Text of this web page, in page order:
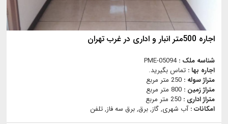
اجاره 500متر انبار و اداری در غرب تهران
شناسه ملک :PME-05094
اجاره بها : تماس بگیرید.
متراژ سوله : 250 متر مربع
متراژ زمین : 800 متر مربع
متراژ اداری : 250 متر مربع
امکانات :آب شهری, گاز, برق, برق سه فاز, تلفن